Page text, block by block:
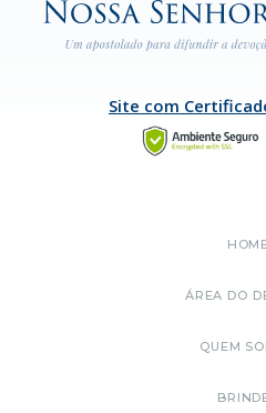
Site com
ÁREA DO
QUEM